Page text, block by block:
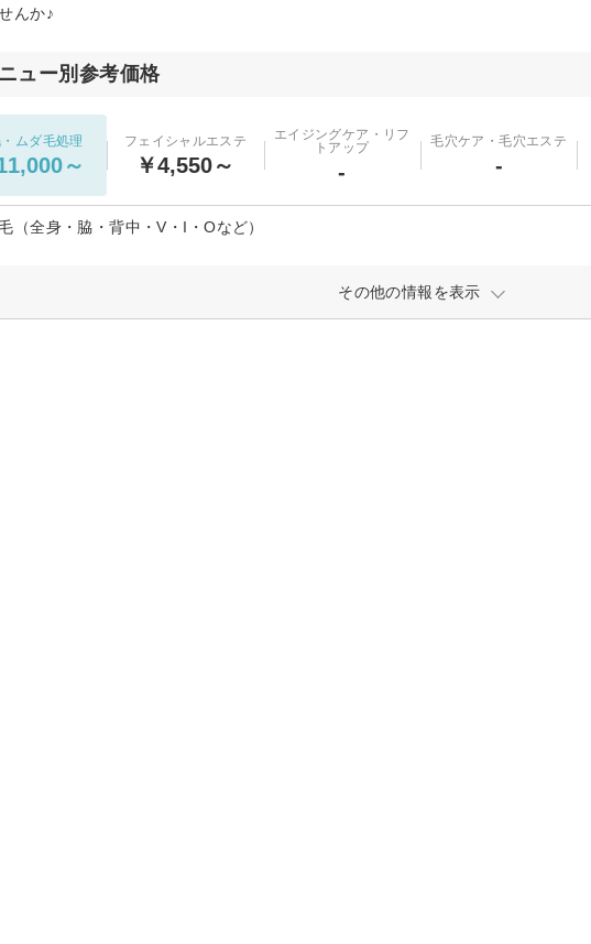
んか♪
ュー別参考価格
・ムダ毛処理
～
フェイシャルエステ
￥4,550～
エイジングケア・リフ
トアップ
-
毛穴ケア・毛穴エステ
-
（全身・脇・背中・V・I・Oなど）
その他の情報を表示